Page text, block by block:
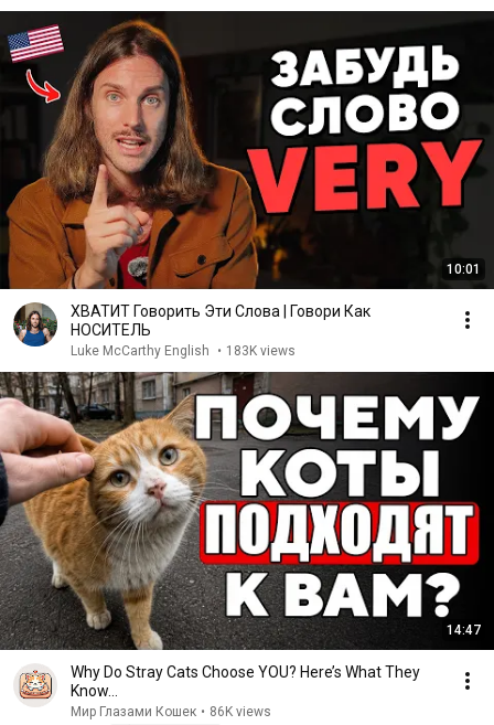
10:01
ХВАТИТ Говорить Эти Слова | Говори Как
НОСИТЕЛЬ
Luke McCarthy English • 183K views
14:47
Why Do Stray Cats Choose YOU? Here’s What They
Know…
Мир Глазами Кошек • 86K views